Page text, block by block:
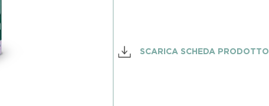
SCARICA SCHEDA PRODOTTO